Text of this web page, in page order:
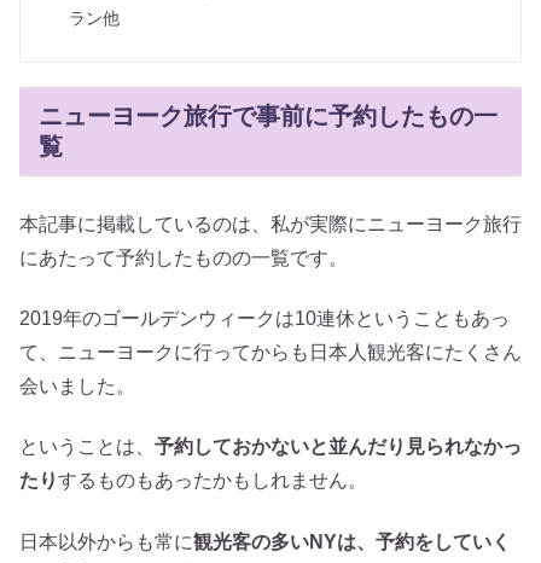
ラン他
ニューヨーク旅行で事前に予約したもの一
覧
本記事に掲載しているのは、私が実際にニューヨーク旅行
にあたって予約したものの一覧です。
2019年のゴールデンウィークは10連休ということもあっ
て、ニューヨークに行ってからも日本人観光客にたくさん
会いました。
ということは、 予約しておかないと並んだり見られなかっ
たりするものもあったかもしれません。
日本以外からも常に観光客の多いNYは、予約をしていく